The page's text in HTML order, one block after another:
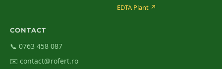
EDTA Plant ↗
CONTACT
📞 0763 458 087
✉️ contact@rofert.ro